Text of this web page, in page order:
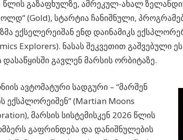
წლის გაზაფხულზე, ამრეკულ-ახალ
(Gold), სტარტია ჩანიშნული,
ექსელერეიშან ენდ დაინამიკს
Explorers). ნასას შეკვეთით გაშვებული
გავლენ მარსის ორბიტაზე.
ავტომატური სადგური – “მარშენ
ექსპლორეიშენ” (Martian Moons
მარსის სისტემისკენ 2026 წლის
გაფრინდება და დანიშნულების